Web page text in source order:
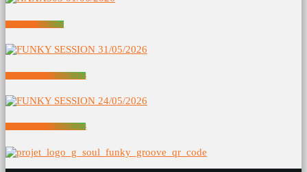
HAXX303 01/06/2026
FUNKY SESSION 31/05/2026
FUNKY SESSION 24/05/2026